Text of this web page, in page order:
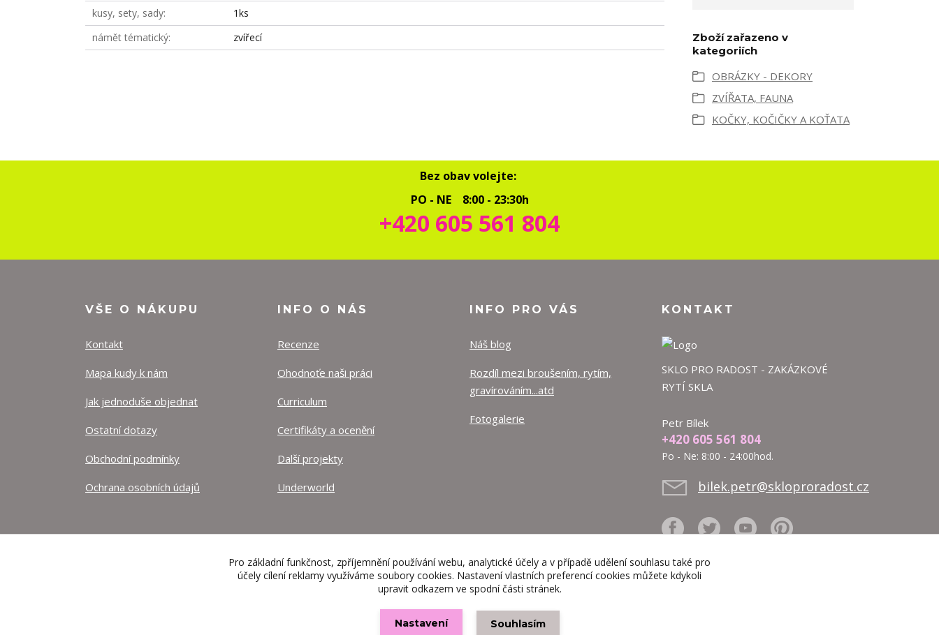
kusy, sety, sady
1ks
námět tématický
zvířecí
Zboží zařazeno v
kategoriích
OBRÁZKY - DEKORY
ZVÍŘATA, FAUNA
KOČKY, KOČIČKY A KOŤATA
Bez obav volejte:
PO - NE 8:00 - 23:30h
+420 605 561 804
VŠE O NÁKUPU
Kontakt
Mapa kudy k nám
Jak jednoduše objednat
Ostatní dotazy
Obchodní podmínky
Ochrana osobních údajů
INFO O NÁS
Recenze
Ohodnoťe naši práci
Curriculum
Certifikáty a ocenění
Další projekty
Underworld
INFO PRO VÁS
Náš blog
Rozdíl mezi broušením, rytím,
gravírováním...atd
Fotogalerie
KONTAKT
SKLO PRO RADOST - ZAKÁZKOVÉ
RYTÍ SKLA
Petr Bílek
+420 605 561 804
Po - Ne: 8:00 - 24:00hod.
bilek.petr@skloproradost.cz
Vytvořeno na Eshop-rychle.cz
Pro základní funkčnost, zpříjemnění používání webu, analytické účely a v případě udělení souhlasu také pro
účely cílení reklamy využíváme soubory cookies. Nastavení vlastních preferencí cookies můžete kdykoli
upravit odkazem ve spodní části stránek.
Nastavení Souhlasím